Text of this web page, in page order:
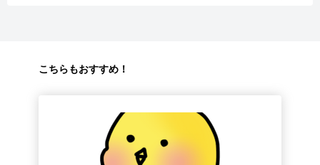
こちらもおすすめ！